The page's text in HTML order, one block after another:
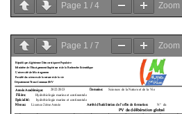
Page 1 / 4 Zoom
Page 1 / 7 Zoom